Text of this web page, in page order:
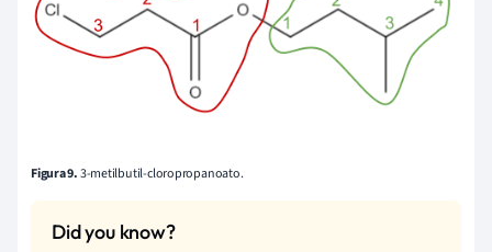
Figura 9.3-metilbutil-cloropropanoato.